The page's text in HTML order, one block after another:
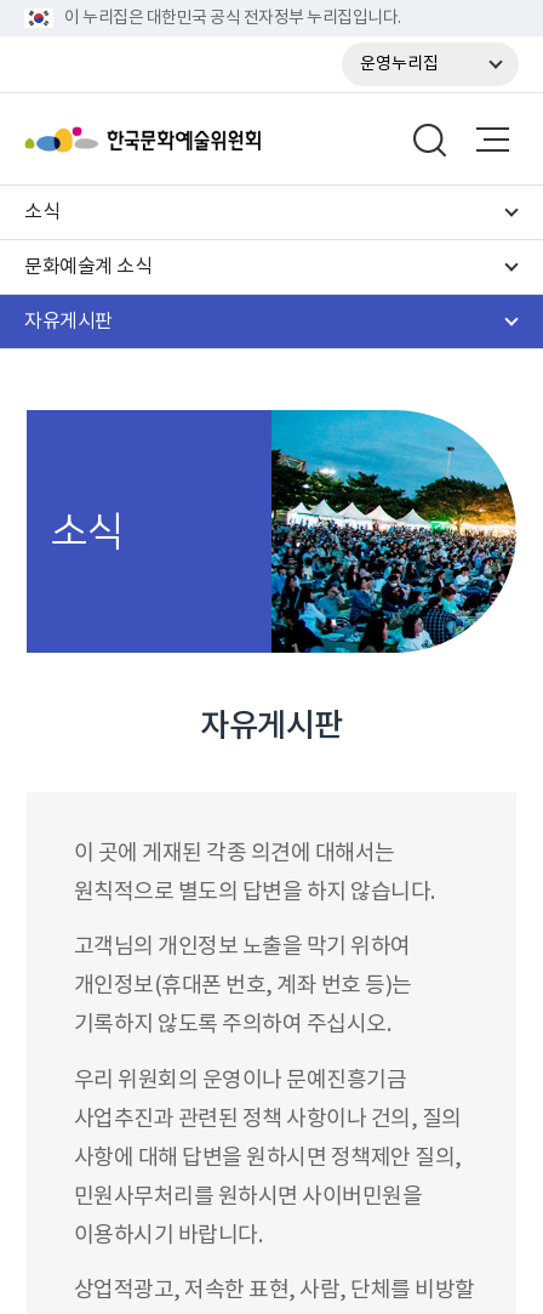
이 누리집은 대한민국 공식 전자정부 누리집입니다.
운영누리집
소식
문화예술계 소식
자유게시판
소식
자유게시판
이 곳에 게재된 각종 의견에 대해서는
원칙적으로 별도의 답변을 하지 않습니다.
고객님의 개인정보 노출을 막기 위하여
개인정보(휴대폰 번호, 계좌 번호 등)는
기록하지 않도록 주의하여 주십시오.
우리 위원회의 운영이나 문예진흥기금
사업추진과 관련된 정책 사항이나 건의, 질의
사항에 대해 답변을 원하시면 정책제안 질의,
민원사무처리를 원하시면 사이버민원을
이용하시기 바랍니다.
상업적광고, 저속한 표현, 사람, 단체를 비방할